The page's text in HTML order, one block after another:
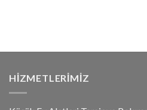
HIZMETLERIMIZ